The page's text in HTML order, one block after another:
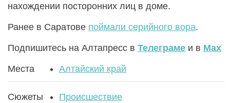
нахождении посторонних лиц в доме.
Ранее в Саратове поймали серийного вора.
Подпишитесь на Алтапресс в Телеграме и в Max
Места Алтайский край
Сюжеты Происшествие